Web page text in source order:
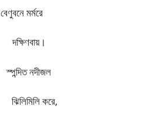
বেণুবনে মর্মরে
দক্ষিণবায়।
স্পন্দিত নদীজল
ঝিলিমিলি করে,